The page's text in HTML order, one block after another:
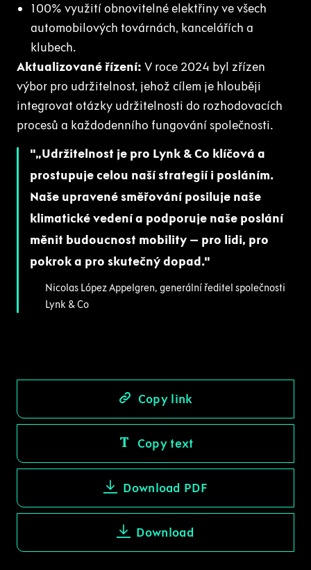
100% využití obnovitelné elektřiny ve všech
automobilových továrnách, kancelářích a
klubech.
Aktualizované řízení: V roce 2024 byl zřízen
výbor pro udržitelnost, jehož cílem je hlouběji
integrovat otázky udržitelnosti do rozhodovacích
procesů a každodenního fungování společnosti.
„Udržitelnost je pro Lynk & Co klíčová a
prostupuje celou naší strategií i posláním.
Naše upravené směřování posiluje naše
klimatické vedení a podporuje naše poslání
měnit budoucnost mobility – pro lidi, pro
pokrok a pro skutečný dopad.
Nicolas López Appelgren, generální ředitel společnosti
Lynk & Co
Copy link
Copy text
Download PDF
Download